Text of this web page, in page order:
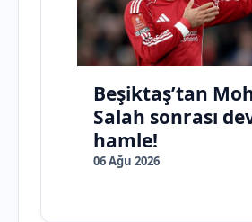
Beşiktaş’tan
Salah sonrası
hamle!
06 Ağu 2026